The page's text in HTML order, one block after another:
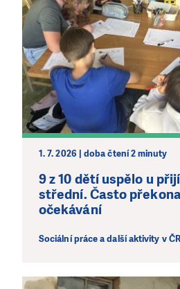
1. 7. 2026 | doba čtení 2 minuty
9 z 10 dětí uspělo u
střední. Často
očekávání
Sociální práce a další aktivity v ČR